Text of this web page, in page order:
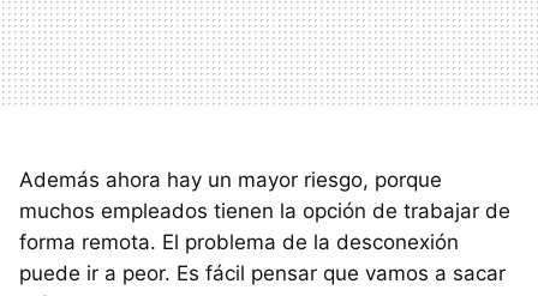
Además ahora hay un mayor riesgo, porque
muchos empleados tienen la opción de trabajar de
forma remota. El problema de la desconexión
puede ir a peor. Es fácil pensar que vamos a sacar